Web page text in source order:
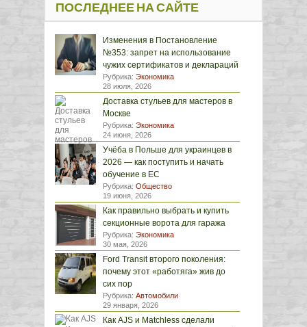
ПОСЛЕДНЕЕ НА САЙТЕ
Изменения в Постановление
№353: запрет на использование
чужих сертификатов и деклараций
Рубрика: Экономика
28 июля, 2026
Доставка стульев для мастеров в
Москве
Рубрика: Экономика
24 июня, 2026
Учёба в Польше для украинцев в
2026 — как поступить и начать
обучение в ЕС
Рубрика: Общество
19 июня, 2026
Как правильно выбрать и купить
секционные ворота для гаража
Рубрика: Экономика
30 мая, 2026
Ford Transit второго поколения:
почему этот «работяга» жив до
сих пор
Рубрика: Автомобили
29 января, 2026
Как AJS и Matchless сделали